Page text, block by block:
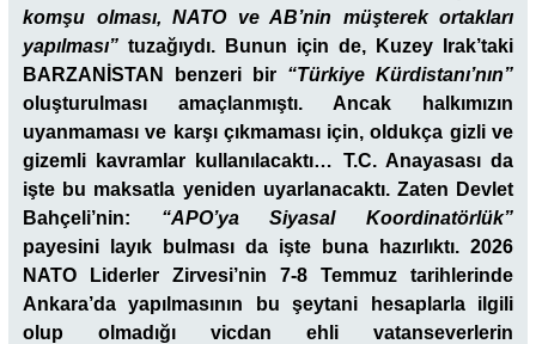
komşu olması, NATO ve AB’nin müşterek ortakları
yapılması” tuzağıydı. Bunun için de, Kuzey Irak’taki
BARZANİSTAN benzeri bir “Türkiye Kürdistanı’nın”
oluşturulması amaçlanmıştı. Ancak halkımızın
uyanmaması ve karşı çıkmaması için, oldukça gizli ve
gizemli kavramlar kullanılacaktı… T.C. Anayasası da
işte bu maksatla yeniden uyarlanacaktı. Zaten Devlet
Bahçeli’nin: “APO’ya Siyasal Koordinatörlük”
payesini layık bulması da işte buna hazırlıktı. 2026
NATO Liderler Zirvesi’nin 7-8 Temmuz tarihlerinde
Ankara’da yapılmasının bu şeytani hesaplarla ilgili
olup olmadığı vicdan ehli vatanseverlerin